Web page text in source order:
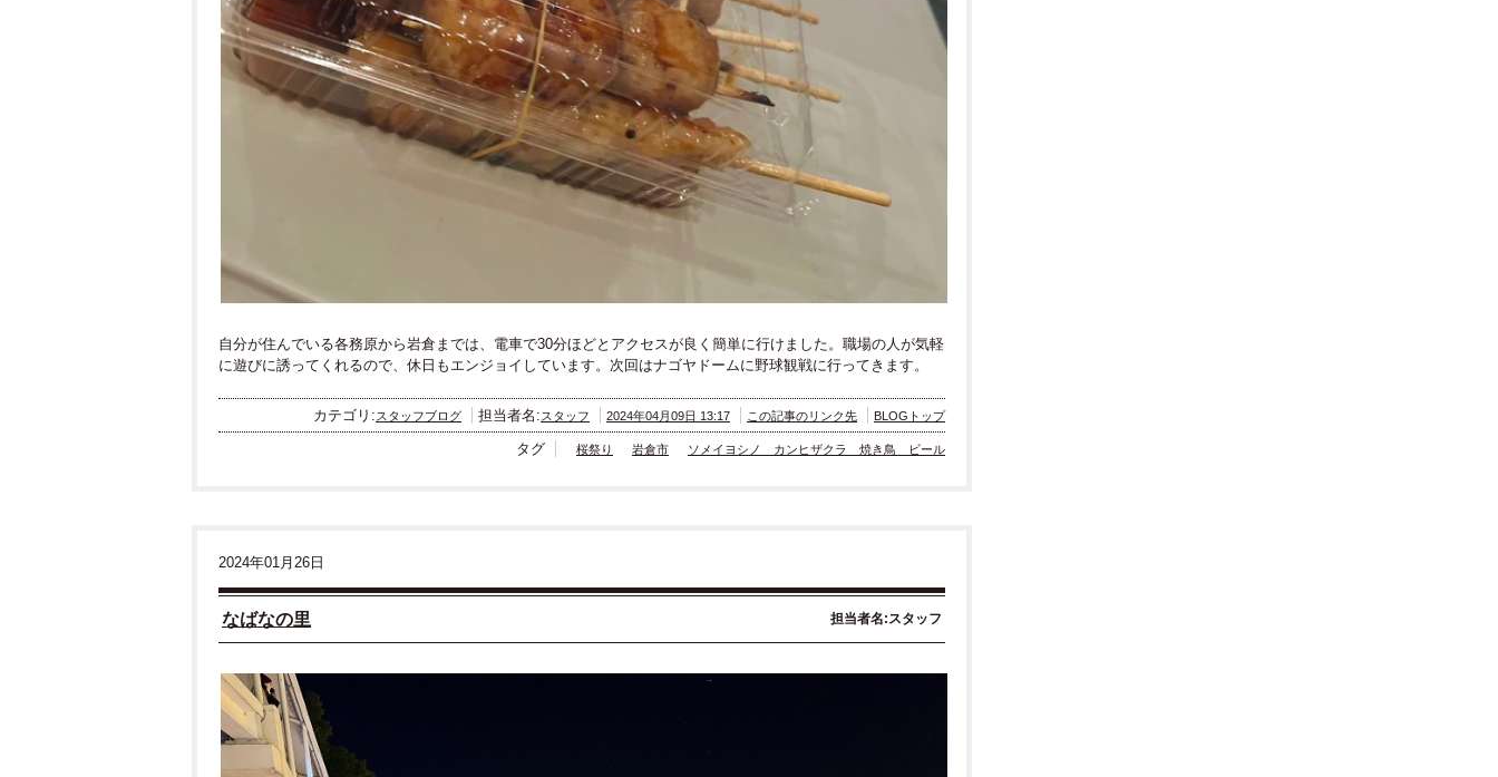
自分が住んでいる各務原から岩倉までは、電車で30分ほどとアクセスが良く簡単に行けました。職場の人が気軽
に遊びに誘ってくれるので、休日もエンジョイしています。次回はナゴヤドームに野球観戦に行ってきます。
カテゴリ:スタッフブログ 担当者名:スタッフ 2024年04月09日 13:17 この記事のリンク先 BLOGトップ
タグ 桜祭り 岩倉市 ソメイヨシノ カンヒザクラ 焼き鳥 ビール
2024年01月26日
なばなの里 担当者名:スタッフ